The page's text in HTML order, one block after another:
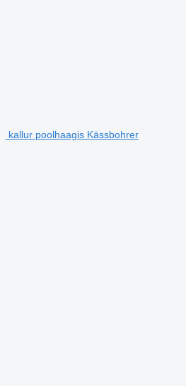
kallur poolhaagis Kässbohrer